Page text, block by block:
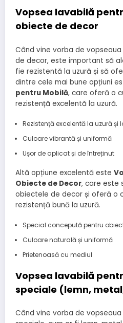
Vopsea lavabilă
obiecte de decor
Când vine vorba de
de decor, este important să
fie rezistentă la uzură și să
dintre cele mai bune opțiuni
pentru Mobilă, care oferă o
rezistență excelentă la uzură.
Rezistență excelentă la uzură și
Culoare vibrantă și uniformă
Ușor de aplicat și de întreținut
Altă opțiune excelentă este
Obiecte de Decor, care este
obiectele de decor și oferă o
rezistență bună la uzură.
Special concepută pentru
Culoare naturală și uniformă
Prietenoasă cu mediul
Vopsea lavabilă
speciale (lemn,
Când vine vorba de